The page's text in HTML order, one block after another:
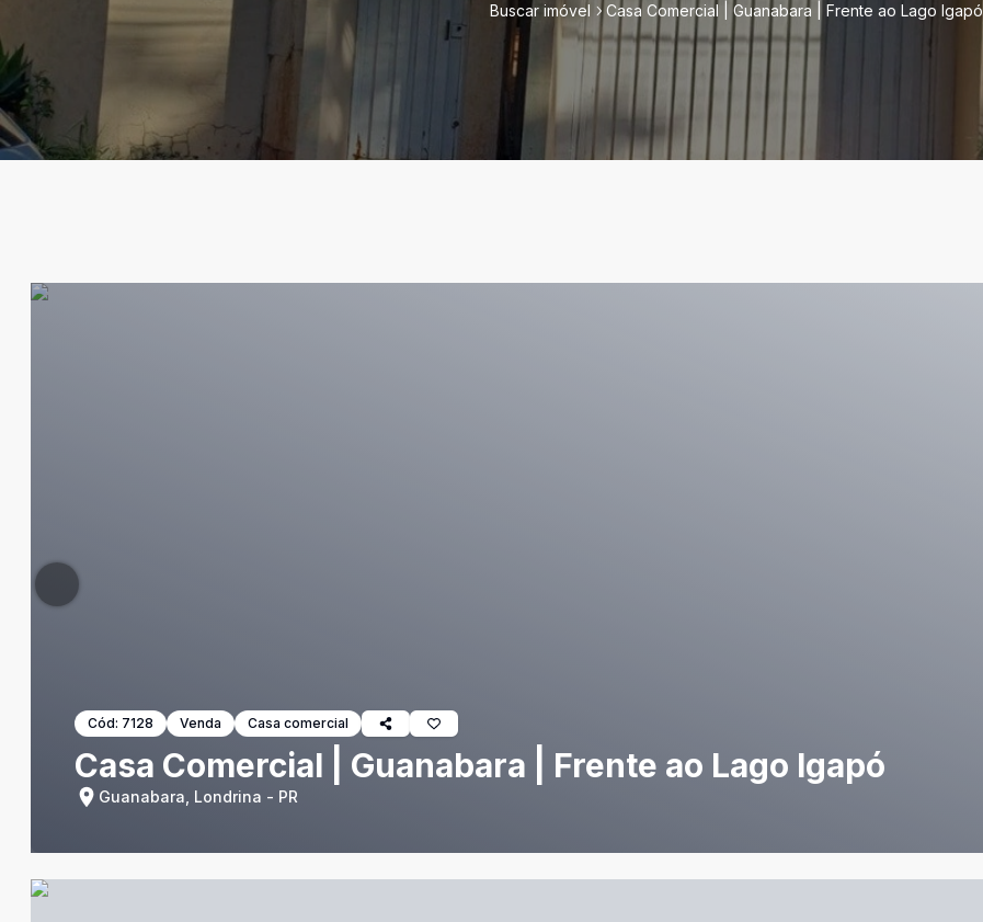
Buscar imóvel Casa Comercial | Guanabara | Frente ao Lago Igapó
Cód: 7128 Venda Casa comercial
Casa Comercial | Guanabara | Frente ao Lago Igapó
Guanabara, Londrina - PR